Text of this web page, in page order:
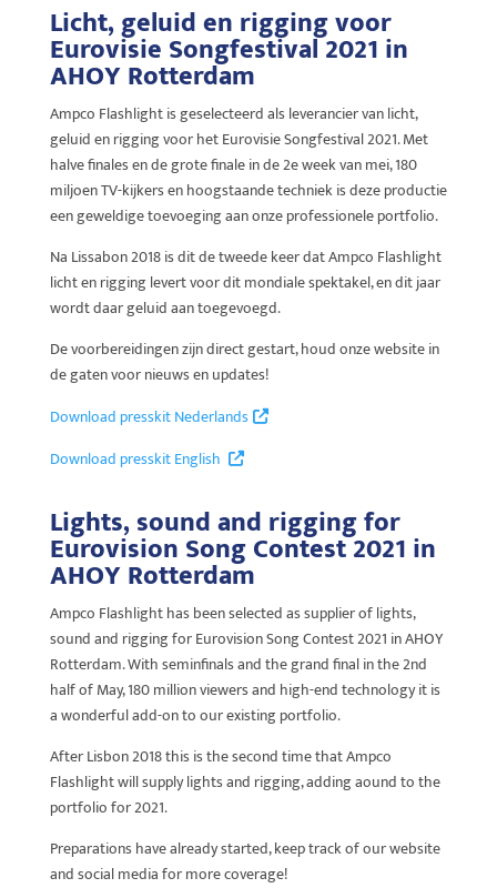
Licht, geluid en rigging voor
Eurovisie Songfestival 2021 in
AHOY Rotterdam
Ampco Flashlight is geselecteerd als leverancier van licht,
geluid en rigging voor het Eurovisie Songfestival 2021. Met
halve finales en de grote finale in de 2e week van mei, 180
miljoen TV-kijkers en hoogstaande techniek is deze productie
een geweldige toevoeging aan onze professionele portfolio.
Na Lissabon 2018 is dit de tweede keer dat Ampco Flashlight
licht en rigging levert voor dit mondiale spektakel, en dit jaar
wordt daar geluid aan toegevoegd.
De voorbereidingen zijn direct gestart, houd onze website in
de gaten voor nieuws en updates!
Download presskit Nederlands
Download presskit English
Lights, sound and rigging for
Eurovision Song Contest 2021 in
AHOY Rotterdam
Ampco Flashlight has been selected as supplier of lights,
sound and rigging for Eurovision Song Contest 2021 in AHOY
Rotterdam. With seminfinals and the grand final in the 2nd
half of May, 180 million viewers and high-end technology it is
a wonderful add-on to our existing portfolio.
After Lisbon 2018 this is the second time that Ampco
Flashlight will supply lights and rigging, adding aound to the
portfolio for 2021.
Preparations have already started, keep track of our website
and social media for more coverage!